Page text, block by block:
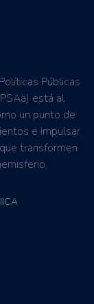
Públicas
está al
un punto de
e impulsar
transformen